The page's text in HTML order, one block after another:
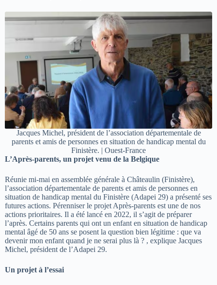
Jacques Michel, président de l’association départementale de
parents et amis de personnes en situation de handicap mental du
Finistère. | Ouest-France
L’Après-parents, un projet venu de la Belgique
Réunie mi-mai en assemblée générale à Châteaulin (Finistère),
l’association départementale de parents et amis de personnes en
situation de handicap mental du Finistère (Adapei 29) a présenté ses
futures actions. Pérenniser le projet Après-parents est une de nos
actions prioritaires. Il a été lancé en 2022, il s’agit de préparer
l’après. Certains parents qui ont un enfant en situation de handicap
mental âgé de 50 ans se posent la question bien légitime : que va
devenir mon enfant quand je ne serai plus là ? , explique Jacques
Michel, président de l’Adapei 29.
Un projet à l’essai